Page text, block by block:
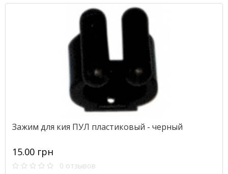
Зажим для кия ПУЛ пластиковый - черный
15.00 грн
0 отзывов